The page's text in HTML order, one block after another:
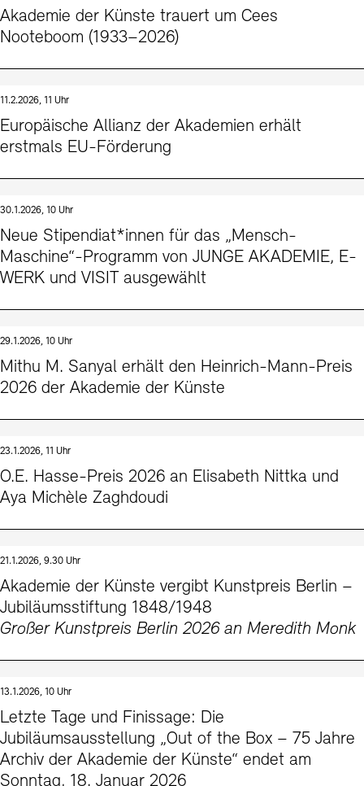
Akademie der Künste trauert um Cees
Nooteboom (1933–2026)
11.2.2026, 11 Uhr
Europäische Allianz der Akademien erhält
erstmals EU-Förderung
30.1.2026, 10 Uhr
Neue Stipendiat*innen für das „Mensch-
Maschine“-Programm von JUNGE AKADEMIE, E-
WERK und VISIT ausgewählt
29.1.2026, 10 Uhr
Mithu M. Sanyal erhält den Heinrich-Mann-Preis
2026 der Akademie der Künste
23.1.2026, 11 Uhr
O.E. Hasse-Preis 2026 an Elisabeth Nittka und
Aya Michèle Zaghdoudi
21.1.2026, 9.30 Uhr
Akademie der Künste vergibt Kunstpreis Berlin –
Jubiläumsstiftung 1848/1948
Großer Kunstpreis Berlin 2026 an Meredith Monk
13.1.2026, 10 Uhr
Letzte Tage und Finissage: Die
Jubiläumsausstellung „Out of the Box – 75 Jahre
Archiv der Akademie der Künste“ endet am
Sonntag, 18. Januar 2026